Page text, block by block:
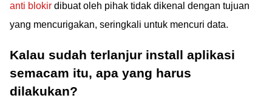
anti blokir dibuat oleh pihak tidak dikenal dengan tujuan
yang mencurigakan, seringkali untuk mencuri data.
Kalau sudah terlanjur install aplikasi
semacam itu, apa yang harus
dilakukan?